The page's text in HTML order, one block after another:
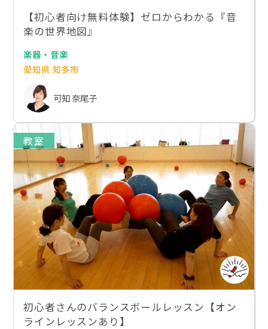
【初心者向け無料体験】ゼロからわかる『音
楽の世界地図』
楽器・音楽
愛知県 知多市
可知 奈尾子
教室
初心者さんのバランスボールレッスン【オン
ラインレッスンあり】